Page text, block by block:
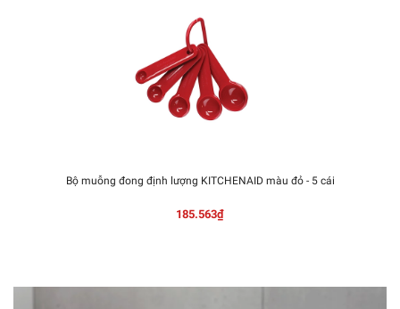
Bộ muỗng đong định lượng KITCHENAID màu đỏ - 5 cái
185.563₫